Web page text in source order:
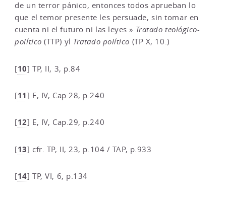
de un terror pánico, entonces todos aprueban lo
que el temor presente les persuade, sin tomar en
cuenta ni el futuro ni las leyes » Tratado teológico-
político (TTP) yl Tratado político (TP X, 10.)
[10]TP, II, 3, p.84
[11] E, IV, Cap.28, p.240
[12] E, IV, Cap.29, p.240
[13] cfr. TP, II, 23, p.104 / TAP, p.933
[14]TP, VI, 6, p.134